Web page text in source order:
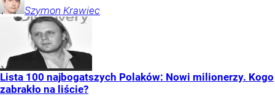
Szymon Krawiec
Lista 100 najbogatszych Polaków: Nowi milionerzy. Kogo
zabrakło na liście?